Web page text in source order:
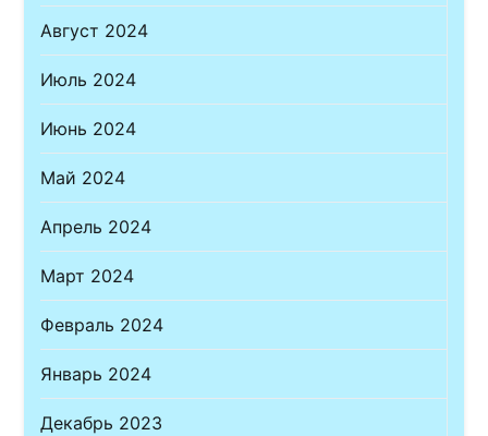
Август 2024
Июль 2024
Июнь 2024
Май 2024
Апрель 2024
Март 2024
Февраль 2024
Январь 2024
Декабрь 2023